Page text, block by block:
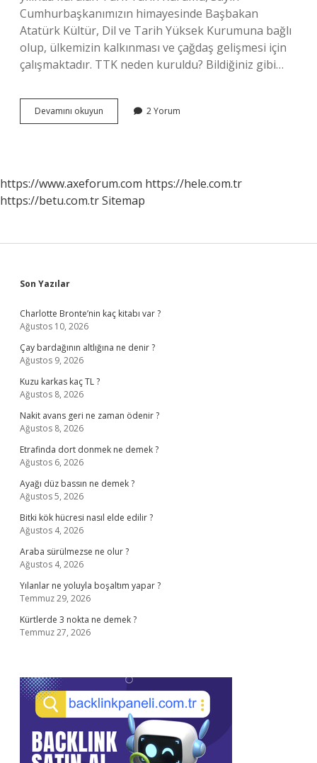
Cumhurbaşkanımızın himayesinde Başbakan
Atatürk Kültür, Dil ve Tarih Yüksek Kurumuna bağlı
olup, ülkemizin kalkınması ve çağdaş gelişmesi için
çalışmaktadır. TTK neden kuruldu? Bildiğiniz gibi…
Devamını okuyun
Ve
2 Yorum
https://www.axeforum.com https://hele.com.tr
https://betu.com.trSitemap
Sidebar
Son Yazılar
Charlotte Bronte’nin kaç kitabı var ?
Ağustos 10, 2026
Çay bardağının altlığına ne denir ?
Ağustos 9, 2026
Kuzu karkas kaç TL ?
Ağustos 8, 2026
Nakit avans geri ne zaman ödenir ?
Ağustos 8, 2026
Etrafinda dort donmek ne demek ?
Ağustos 6, 2026
Ayağı düz bassın ne demek ?
Ağustos 5, 2026
Bitki kök hücresi nasıl elde edilir ?
Ağustos 4, 2026
Araba sürülmezse ne olur ?
Ağustos 4, 2026
Yılanlar ne yoluyla boşaltım yapar ?
Temmuz 29, 2026
Kürtlerde 3 nokta ne demek ?
Temmuz 27, 2026